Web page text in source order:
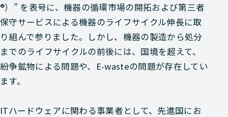
®）” を表号に、機器の循環市場の開拓および第三者
保守サービスによる機器のライフサイクル伸長に取
り組んで参りました。しかし、機器の製造から処分
までのライフサイクルの前後には、国境を超えて、
紛争鉱物による問題や、E-wasteの問題が存在してい
ます。
ITハードウェアに関わる事業者として、先進国にお